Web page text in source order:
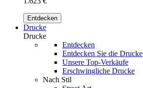
Entdecken
Drucke
Drucke
Entdecken
Entdecken Sie die Drucke
Unsere Top-Verkäufe
Erschwingliche Drucke
Nach Stil